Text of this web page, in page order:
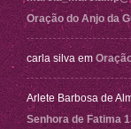
Oração do Anjo da
carla silva em
Arlete Barbosa de
Senhora de Fatima